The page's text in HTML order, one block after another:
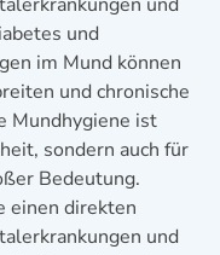
und
im Mund können
und chronische
Mundhygiene ist
sondern auch für
Bedeutung.
einen direkten
und